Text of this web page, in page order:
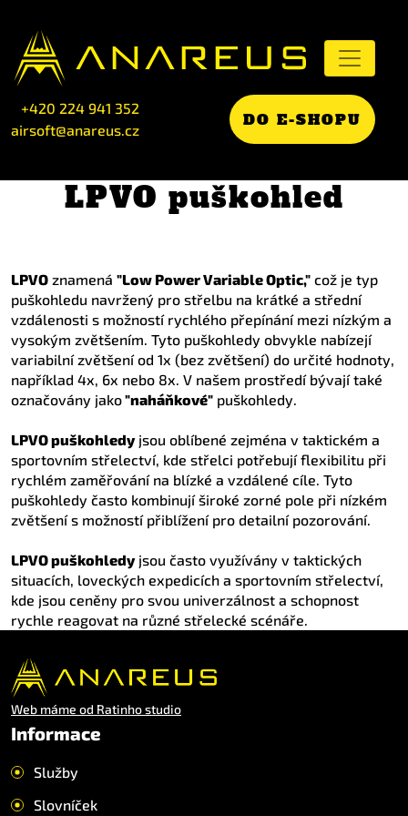
+420 224 941 352
airsoft@anareus.cz
DO E-SHOPU
LPVO puškohled
LPVO znamená "Low Power Variable Optic," což je typ
puškohledu navržený pro střelbu na krátké a střední
vzdálenosti s možností rychlého přepínání mezi nízkým a
vysokým zvětšením. Tyto puškohledy obvykle nabízejí
variabilní zvětšení od 1x (bez zvětšení) do určité hodnoty,
například 4x, 6x nebo 8x. V našem prostředí bývají také
označovány jako"naháňkové" puškohledy.
LPVO puškohledyjsou oblíbené zejména v taktickém a
sportovním střelectví, kde střelci potřebují flexibilitu při
rychlém zaměřování na blízké a vzdálené cíle. Tyto
puškohledy často kombinují široké zorné pole při nízkém
zvětšení s možností přiblížení pro detailní pozorování.
LPVO puškohledyjsou často využívány v taktických
situacích, loveckých expedicích a sportovním střelectví,
kde jsou ceněny pro svou univerzálnost a schopnost
rychle reagovat na různé střelecké scénáře.
Web máme od Ratinho studio
Informace
Služby
Slovníček